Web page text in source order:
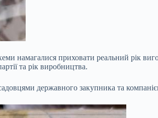
намагалися приховати реальний рік
та рік виробництва.
державного закупника та